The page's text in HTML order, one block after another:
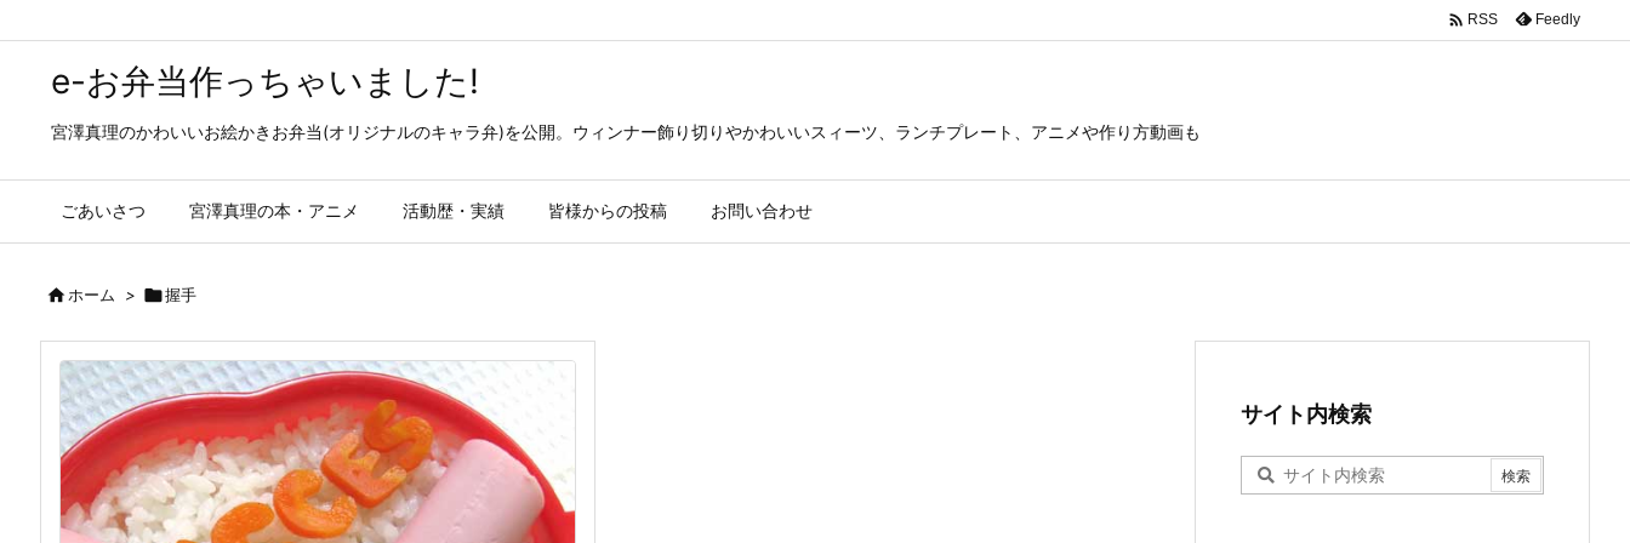
e-お弁当作っちゃいました!
宮澤真理のかわいいお絵かきお弁当(オリジナルのキャラ弁)を公開。ウィンナー飾り切りやかわいいスィーツ、ランチプレート、アニメや作り方動画も
ごあいさつ 宮澤真理の本・アニメ 活動歴・実績 皆様からの投稿 お問い合わせ
 RSS Feedly
ホーム > 握手
サイト内検索